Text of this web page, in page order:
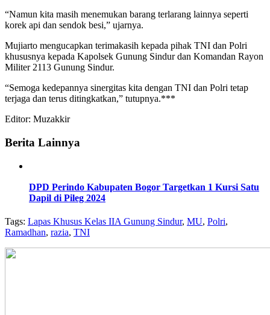
“Namun kita masih menemukan barang terlarang lainnya seperti
korek api dan sendok besi,” ujarnya.
Mujiarto mengucapkan terimakasih kepada pihak TNI dan Polri
khususnya kepada Kapolsek Gunung Sindur dan Komandan Rayon
Militer 2113 Gunung Sindur.
“Semoga kedepannya sinergitas kita dengan TNI dan Polri tetap
terjaga dan terus ditingkatkan,” tutupnya.***
Editor: Muzakkir
Berita Lainnya
DPD Perindo Kabupaten Bogor Targetkan 1 Kursi Satu
Dapil di Pileg 2024
Tags: Lapas Khusus Kelas IIA Gunung Sindur, MU, Polri,
Ramadhan, razia, TNI